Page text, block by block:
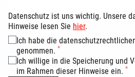
Datenschutz ist uns wichtig. Unsere
Hinweise lesen Sie hier.
Ich habe die
genommen. *
Ich willige in die Speicherung und
im Rahmen dieser Hinweise ein. *